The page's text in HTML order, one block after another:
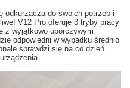
odkurzacza do swoich potrzeb i
V12 Pro oferuje 3 tryby pracy
z wyjątkowo uporczywym
odpowiedni w wypadku średnio
sprawdzi się na co dzień.